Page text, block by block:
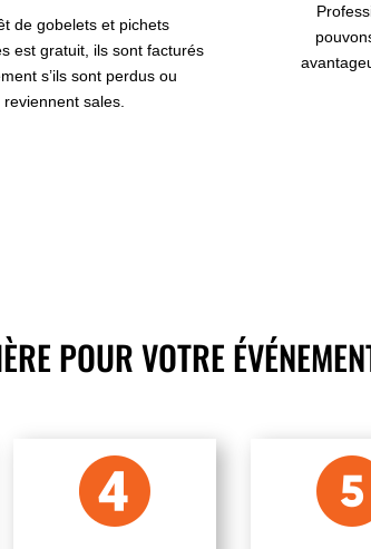
de gobelets et pichets
est gratuit, ils sont facturés
s’ils sont perdus ou
reviennent sales.
POUR VOTRE